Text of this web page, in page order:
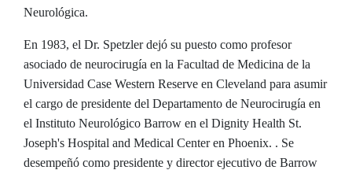
Neurológica.
En 1983, el Dr. Spetzler dejó su puesto como profesor
asociado de neurocirugía en la Facultad de Medicina de la
Universidad Case Western Reserve en Cleveland para asumir
el cargo de presidente del Departamento de Neurocirugía en
el Instituto Neurológico Barrow en el Dignity Health St.
Joseph's Hospital and Medical Center en Phoenix. . Se
desempeñó como presidente y director ejecutivo de Barrow